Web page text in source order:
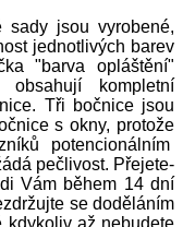
jsou vyrobené,
jednotlivých barev
"barva opláštění"
kompletní
Tři bočnice jsou
s okny, protože
potencionálním
pečlivost. Přejete-
Vám během 14 dní
se doděláním
kdykoliv až nebudete